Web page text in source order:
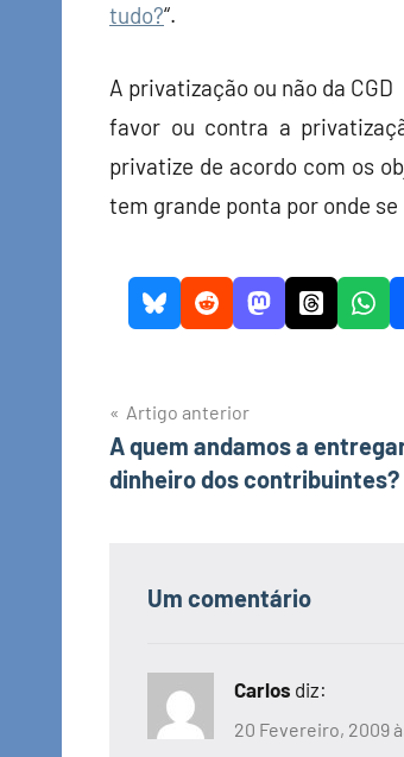
tudo?“.
A privatização ou não da
favor ou contra a
privatize de acordo com os
tem grande ponta por onde
Navegação
de
Artigo anterior
A quem andamos a
dinheiro dos contribuintes?
Um comentário
Carlos diz:
20 Fevereiro, 2009